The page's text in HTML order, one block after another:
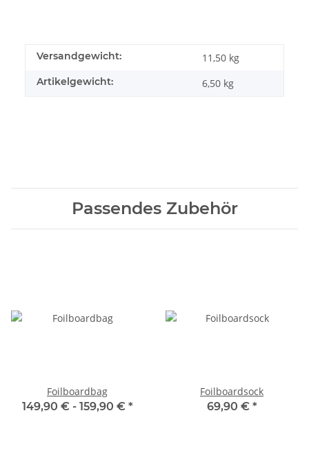
Versandgewicht: 11,50 kg
Artikelgewicht: 6,50 kg
Passendes Zubehör
Foilboardbag
149,90 € - 159,90 € *
Foilboardsock
69,90 € *